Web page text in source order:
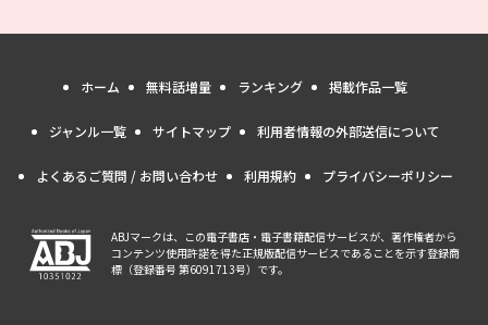
ホーム 無料話増量 ランキング 掲載作品一覧
ジャンル一覧 サイトマップ 利用者情報の外部送信について
よくあるご質問 / お問い合わせ 利用規約 プライバシーポリシー
ABJマークは、この電子書店・電子書籍配信サービスが、著作権者から
コンテンツ使用許諾を得た正規版配信サービスであることを示す登録商
標（登録番号 第6091713号）です。